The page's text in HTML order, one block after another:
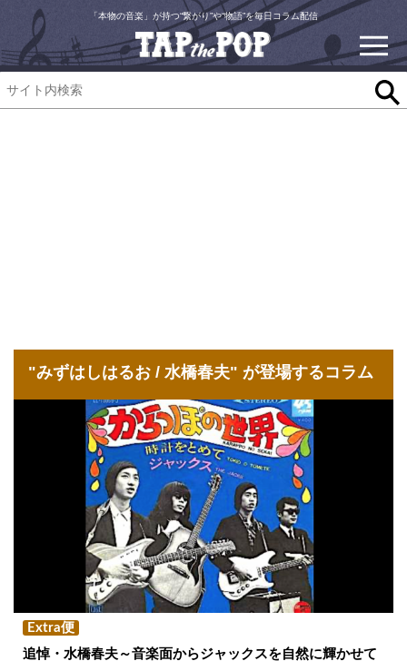
「本物の音楽」が持つ“繋がり”や“物語”を毎日コラム配信
"みずはしはるお / 水橋春夫" が登場するコラム
Extra便
追悼・水橋春夫～音楽面からジャックスを自然に輝かせて